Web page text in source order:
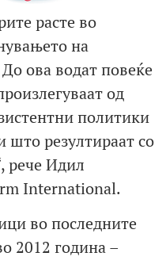
расте во
на
ова водат повеќе
од
политики
што резултираат со
рече Идил
International.
во последните
2012 година –